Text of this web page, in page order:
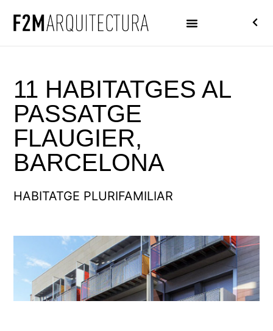
11 HABITATGES AL
PASSATGE
FLAUGIER,
BARCELONA
HABITATGE PLURIFAMILIAR